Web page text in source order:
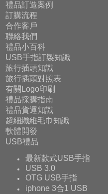
禮品訂造案例
訂購流程
合作客戶
聯絡我們
禮品小百科
USB手指訂製知識
旅行插頭知識
旅行插頭對照表
有關Logo印刷
禮品採購指南
禮品貨運知識
超細纖維毛巾知識
軟體開發
USB禮品
最新款式USB手指
USB 3.0
OTG USB手指
iphone 3合1 USB